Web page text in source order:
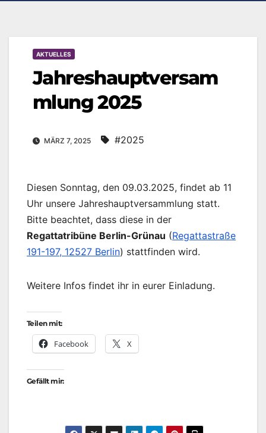
AKTUELLES
Jahreshauptversam
mlung 2025
MÄRZ 7, 2025 #2025
Diesen Sonntag, den 09.03.2025, findet ab 11
Uhr unsere Jahreshauptversammlung statt.
Bitte beachtet, dass diese in der
Regattatribüne Berlin-Grünau (Regattastraße
191-197, 12527 Berlin) stattfinden wird.
Weitere Infos findet ihr in eurer Einladung.
Teilen mit:
Facebook X
Gefällt mir: